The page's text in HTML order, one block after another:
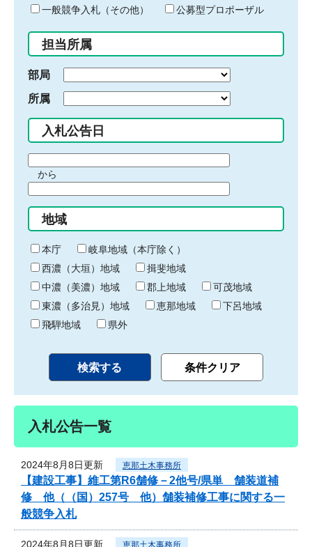
ド
入
力
一般競争入札（その他）
公募型プロポーザル
担当所属
部局
所属
入札公告日
間
始
り
から
間
終
わ
り
地域
本庁
岐阜地域（本庁除く）
西濃（大垣）地域
揖斐地域
中濃（美濃）地域
郡上地域
可茂地域
東濃（多治見）地域
恵那地域
下呂地域
飛騨地域
県外
入札公告一覧
2024年8月8日更新 恵那土木事務所
【建設工事】維工第R6舗修－2他号/県単 舗装道補
修 他（（国）257号 他）舗装補修工事に関する一
般競争入札
2024年8月8日更新 恵那土木事務所